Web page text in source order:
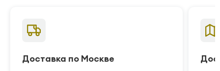
Доставка по Москве